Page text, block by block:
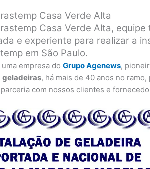
Casa Verde Alta
Casa Verde Alta, equipe
e experiente para realizar a
em São Paulo.
uma empresa doGrupo Agenews,
geladeiras, há mais de 40 anos no
com nossos clientes e